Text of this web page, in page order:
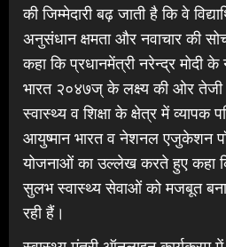
की जिम्मेदारी बढ़ जाती है कि वे
अनुसंधान क्षमता और नवाचार की
कहा कि प्रधानमेंत्री नरेन्द्र मोदी
भारत २०४७ज् के लक्ष्य की ओर
स्वास्थ्य व शिक्षा के क्षेत्र में व्यापक
आयुष्मान भारत व नेशनल एजुकेशन
योजनाओं का उल्लेख करते हुए कहा
सुलभ स्वास्थ्य सेवाओं को मजबूत
रही हैं।